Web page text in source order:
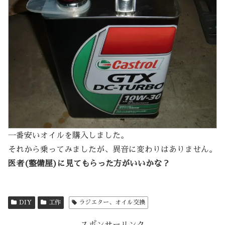
一番安いオイルを購入しました。
それから乗ってみましたが、異音に変わりはありません。
医者(整備屋)に見てもらった方がいいかな？
DIY 工作 ラジエター、オイル交換